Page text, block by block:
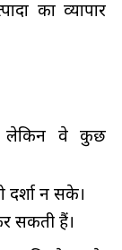
का व्यापार
लेकिन वे कुछ
दर्शा न सके।
सकती हैं।